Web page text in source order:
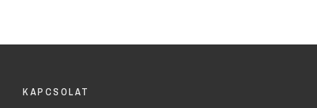
KAPCSOLAT